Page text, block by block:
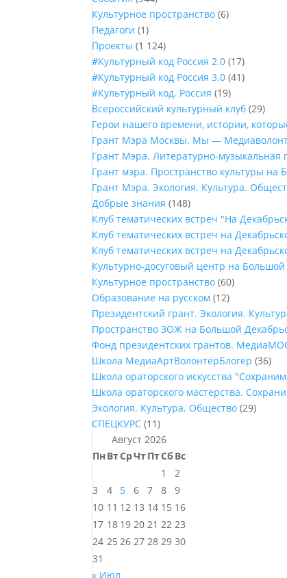
Культурное пространство (6)
Педагоги (1)
Проекты (1 124)
#Культурный код Россия 2.0 (17)
#Культурный код Россия 3.0 (41)
#Культурный код. Россия (19)
Всероссийский культурный клуб (29)
Герои нашего времени, истории,
Грант Мэра Москвы. Мы —
Грант Мэра. Литературно-музыкальная
Грант мэра. Пространство культуры на
Грант Мэра. Экология. Культура.
Добрые знания (148)
Клуб тематических встреч "На
Клуб тематических встреч на
Клуб тематических встреч на
Культурно-досуговый центр на
Культурное пространство (60)
Образование на русском (12)
Президентский грант. Экология.
Пространство ЗОЖ на Большой
Фонд президентских грантов.
Школа МедиаАртВолонтёрБлогер (36)
Школа ораторского искусства
Школа ораторского мастерства.
Экология. Культура. Общество (29)
СПЕЦКУРС (11)
Август 2026
ПнВтСрЧтПтСб Вс
1
2
3
4 5 6 7 8
9
10 11 12 13 14 15 16
17 18 19 20 21 22 23
24 25 26 27 28 29 30
31
« Июл